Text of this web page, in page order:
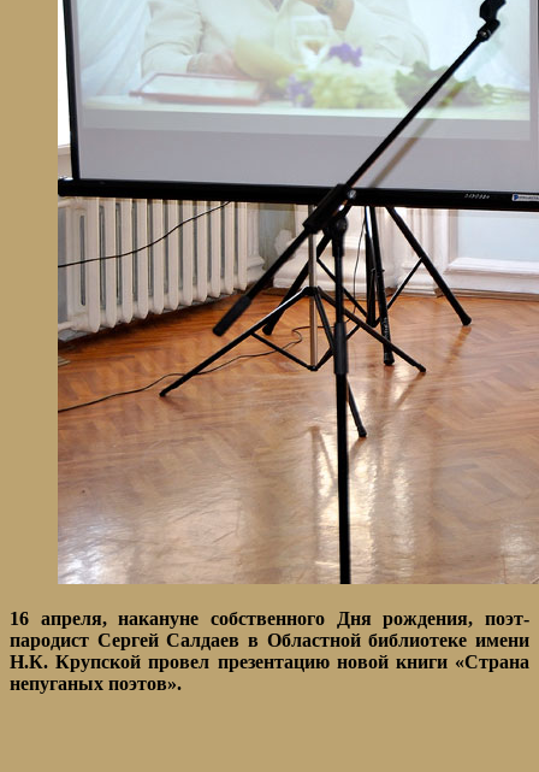
16 апреля, накануне собственного Дня рождения, поэт-
пародист Сергей Салдаев в Областной библиотеке имени
Н.К. Крупской провел презентацию новой книги «Страна
непуганых поэтов».